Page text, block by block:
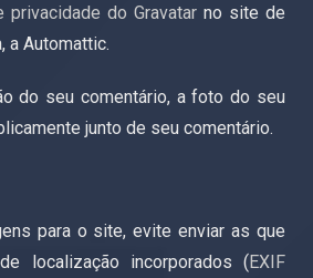
privacidade do Gravatar no site de
a Automattic.
do seu comentário, a foto do seu
junto de seu comentário.
para o site, evite enviar as que
localização incorporados (EXIF